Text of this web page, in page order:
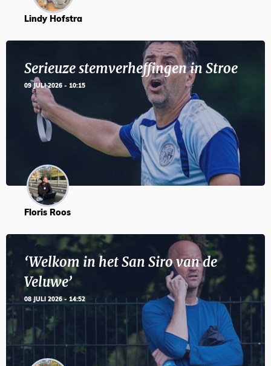
Lindy Hofstra
Serieuze stemverheffingen in Stroe
09 JULI 2026 - 10:15
Floris Roos
‘Welkom in het San Siro van de
Veluwe’
08 JULI 2026 - 14:52